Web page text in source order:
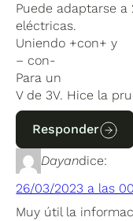
Puede adaptarse
eléctricas.
Uniendo +con+ y
– con-
Para un
V de 3V. Hice la
Responder
Dayandice:
26/03/2023 a las
Muy útil la